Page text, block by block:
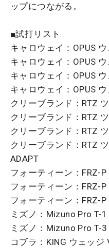
ップにつながる。
■試打リスト
キャロウェイ：OPUS
キャロウェイ：OPUS
キャロウェイ：OPUS
キャロウェイ：OPUS
クリーブランド：RTZ
クリーブランド：RTZ
クリーブランド：RTZ
クリーブランド：RTZ
ADAPT
フォーティーン：FRZ-
フォーティーン：FRZ-
フォーティーン：FRZ-
ミズノ：Mizuno Pro T-
ミズノ：Mizuno Pro T-
コブラ：KING ウェッジ